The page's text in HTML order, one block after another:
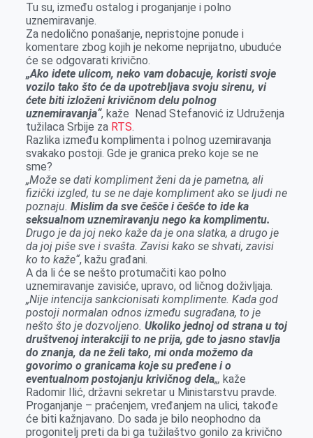
Tu su, između ostalog i proganjanje i polno
uznemiravanje.
Za nedolično ponašanje, nepristojne ponude i
komentare zbog kojih je nekome neprijatno, ubuduće
će se odgovarati krivično.
„Ako idete ulicom, neko vam dobacuje, koristi svoje
vozilo tako što će da upotrebljava svoju sirenu, vi
ćete biti izloženi krivičnom delu polnog
uznemiravanja“, kaže Nenad Stefanović iz Udruženja
tužilaca Srbije za RTS.
Razlika između komplimenta i polnog uzemiravanja
svakako postoji. Gde je granica preko koje se ne
sme?
„Može se dati kompliment ženi da je pametna, ali
fizički izgled, tu se ne daje kompliment ako se ljudi ne
poznaju. Mislim da sve češče i češće to ide ka
seksualnom uznemiravanju nego ka komplimentu.
Drugo je da joj neko kaže da je ona slatka, a drugo je
da joj piše sve i svašta. Zavisi kako se shvati, zavisi
ko to kaže“, kažu građani.
A da li će se nešto protumačiti kao polno
uznemiravanje zavisiće, upravo, od ličnog doživljaja.
„Nije intencija sankcionisati komplimente. Kada god
postoji normalan odnos između sugrađana, to je
nešto što je dozvoljeno. Ukoliko jednoj od strana u toj
društvenoj interakciji to ne prija, gde to jasno stavlja
do znanja, da ne želi tako, mi onda možemo da
govorimo o granicama koje su pređene i o
eventualnom postojanju krivičnog dela„, kaže
Radomir Ilić, državni sekretar u Ministarstvu pravde.
Proganjanje – praćenjem, vređanjem na ulici, takođe
će biti kažnjavano. Do sada je bilo neophodno da
progonitelj preti da bi ga tužilaštvo gonilo za krivično